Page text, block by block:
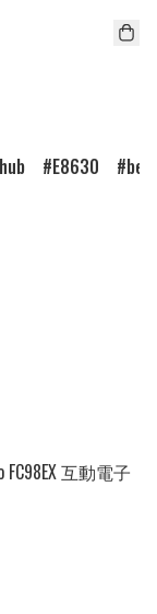
E8630
FC98EX 互動電子